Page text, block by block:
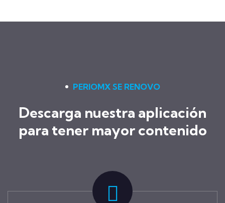
PERIOMX SE RENOVO
Descarga nuestra aplicación
para tener mayor contenido